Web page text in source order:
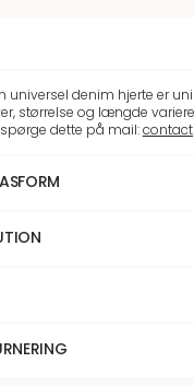
universel denim hjerte er
størrelse og længde
dette på mail: